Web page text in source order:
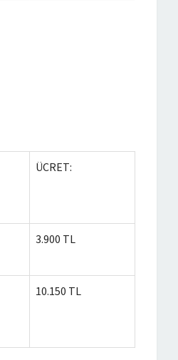
ÜCRET:
3.900 TL
10.150 TL